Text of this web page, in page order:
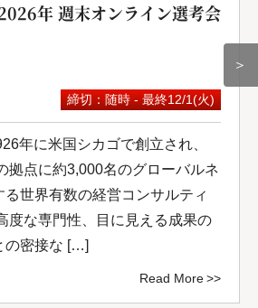
年 週末オンライン選考会
締切：随時 - 最終12/1(火)
年に米国シカゴで創立され、
拠点に約3,000名のグローバルネ
る世界有数の経営コンサルティ
度な専門性、目に見える成果の
の密接な […]
Read More
＞